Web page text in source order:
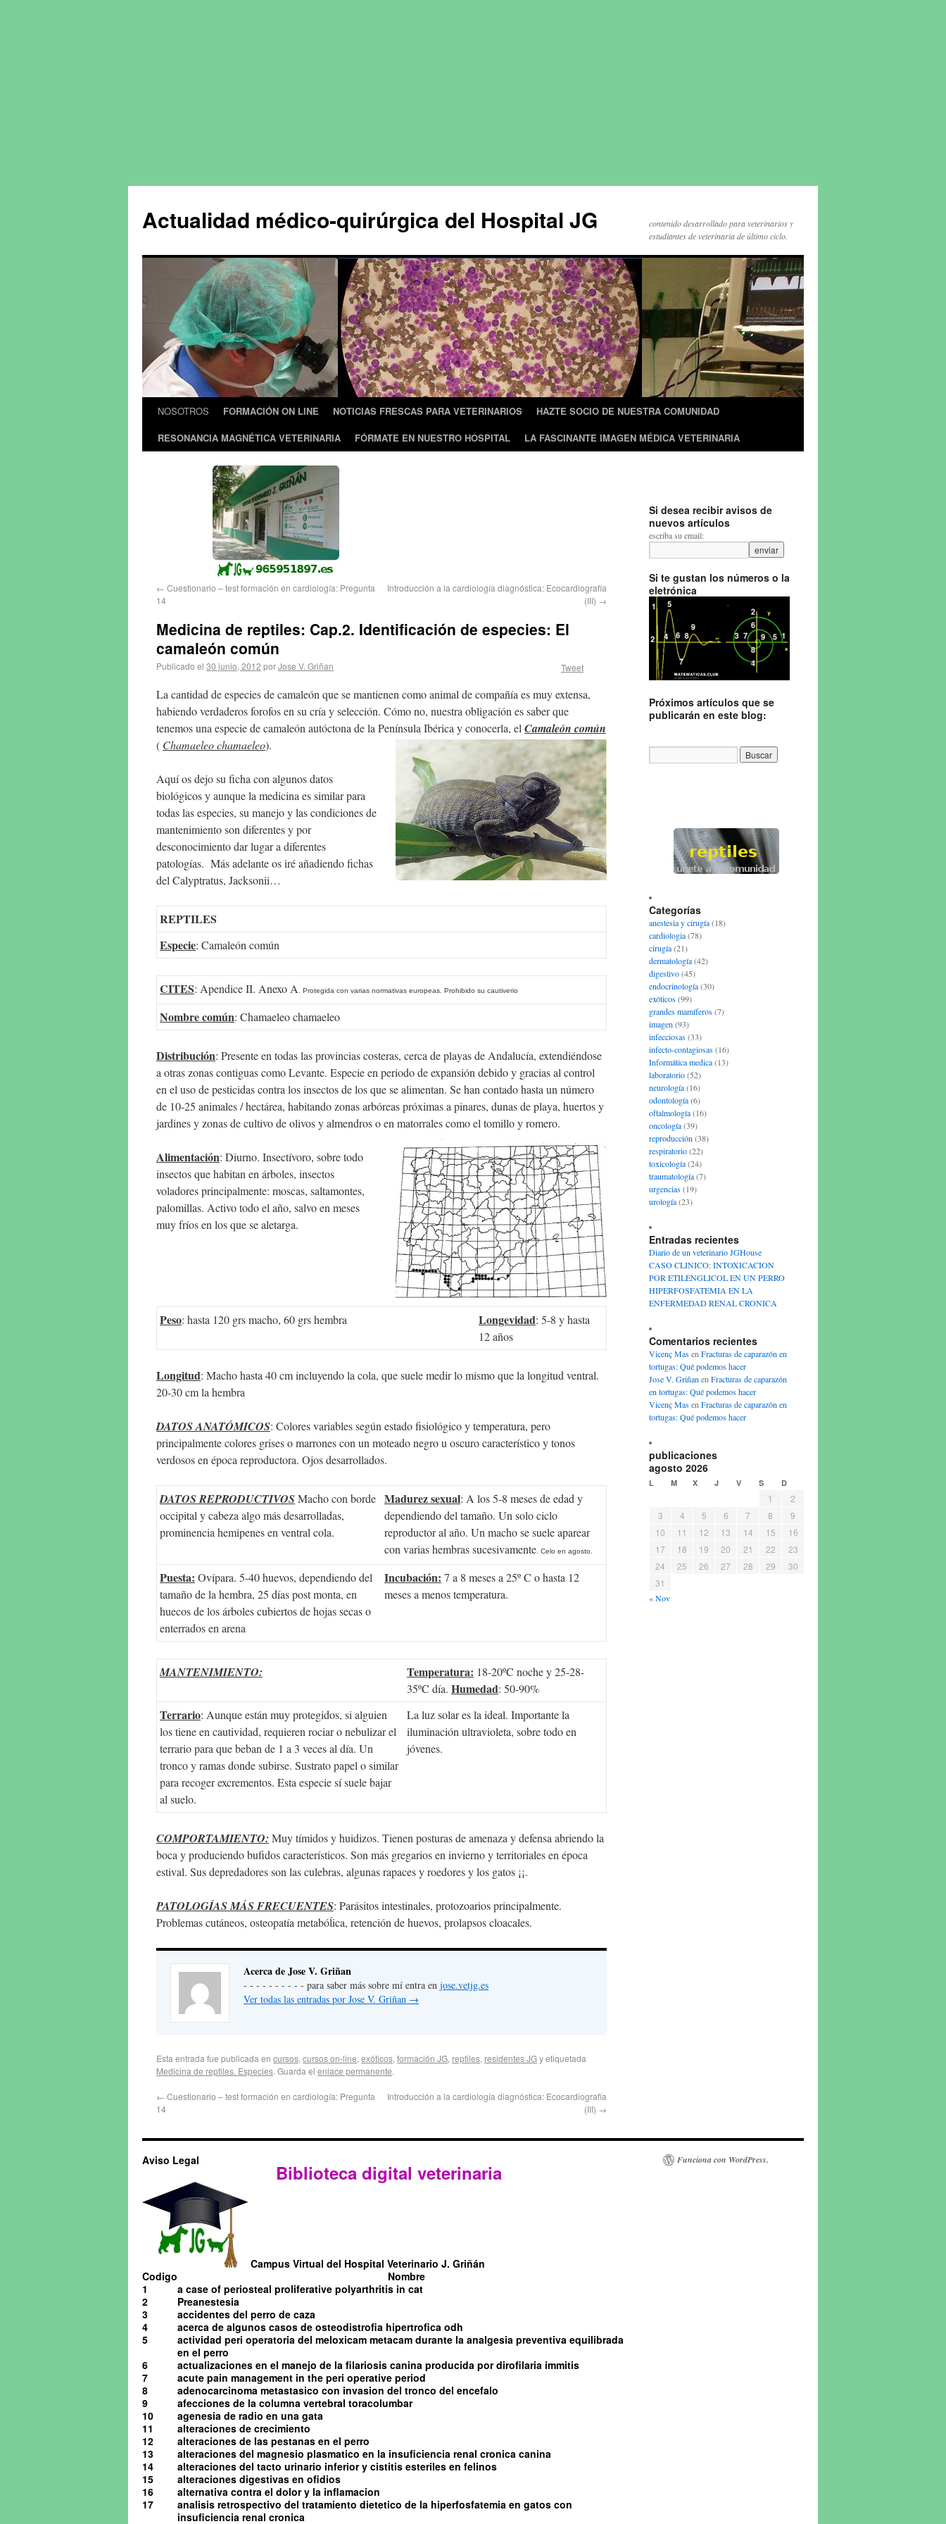
Actualidad médico-quirúrgica del Hospital JG
contenido desarrollado para veterinarios y
estudiantes de veterinaria de último ciclo.
NOSOTROS FORMACIÓN ON LINE NOTICIAS FRESCAS PARA VETERINARIOS
HAZTE SOCIO DE NUESTRA COMUNIDAD
RESONANCIA MAGNÉTICA VETERINARIA
FÓRMATE EN NUESTRO HOSPITAL LA FASCINANTE IMAGEN MÉDICA VETERINARIA
← Cuestionario – test formación en cardiología: Pregunta
14
Introducción a la cardiología diagnóstica: Ecocardiografía
(III) →
Medicina de reptiles: Cap.2. Identificación de especies: El
camaleón común
Tweet
Publicado el 30 junio, 2012 porJose V. Griñan
La cantidad de especies de camaleón que se mantienen como animal de compañía es muy extensa,
habiendo verdaderos forofos en su cría y selección. Cómo no, nuestra obligación es saber que
tenemos una especie de camaleón autóctona de la Península Ibérica y conocerla, elCamaleón común
( Chamaeleo chamaeleo).
Aquí os dejo su ficha con algunos datos
biológicos y aunque la medicina es similar para
todas las especies, su manejo y las condiciones de
mantenimiento son diferentes y por
desconocimiento dar lugar a diferentes
patologías. Más adelante os iré añadiendo fichas
del Calyptratus, Jacksonii…
REPTILES
Especie: Camaleón común
CITES: Apendice II. Anexo A. Protegida con varias normativas europeas. Prohibido su cautiverio
Nombre común: Chamaeleo chamaeleo
Distribución: Presente en todas las provincias costeras, cerca de playas de Andalucía, extendiéndose
a otras zonas contiguas como Levante. Especie en periodo de expansión debido y gracias al control
en el uso de pesticidas contra los insectos de los que se alimentan. Se han contado hasta un número
de 10-25 animales / hectárea, habitando zonas arbóreas próximas a pinares, dunas de playa, huertos y
jardines y zonas de cultivo de olivos y almendros o en matorrales como el tomillo y romero.
Alimentación: Diurno. Insectívoro, sobre todo
insectos que habitan en árboles, insectos
voladores principalmente: moscas, saltamontes,
palomillas. Activo todo el año, salvo en meses
muy fríos en los que se aletarga.
Peso: hasta 120 grs macho, 60 grs hembra Longevidad: 5-8 y hasta
12 años
Longitud: Macho hasta 40 cm incluyendo la cola, que suele medir lo mismo que la longitud ventral.
20-30 cm la hembra
DATOS ANATÓMICOS: Colores variables según estado fisiológico y temperatura, pero
principalmente colores grises o marrones con un moteado negro u oscuro característico y tonos
verdosos en época reproductora. Ojos desarrollados.
DATOS REPRODUCTIVOSMacho con borde
occipital y cabeza algo más desarrolladas,
prominencia hemipenes en ventral cola.
Madurez sexual: A los 5-8 meses de edad y
dependiendo del tamaño. Un solo ciclo
reproductor al año. Un macho se suele aparear
con varias hembras sucesivamente. Celo en agosto.
Puesta: Ovípara. 5-40 huevos, dependiendo del
tamaño de la hembra, 25 días post monta, en
huecos de los árboles cubiertos de hojas secas o
enterrados en arena
Incubación: 7 a 8 meses a 25º C o hasta 12
meses a menos temperatura.
MANTENIMIENTO: Temperatura: 18-20ºC noche y 25-28-
35ºC día. Humedad: 50-90%
Terrario: Aunque están muy protegidos, si alguien
los tiene en cautividad, requieren rociar o nebulizar el
terrario para que beban de 1 a 3 veces al día. Un
tronco y ramas donde subirse. Sustrato papel o similar
para recoger excrementos. Esta especie sí suele bajar
al suelo.
La luz solar es la ideal. Importante la
iluminación ultravioleta, sobre todo en
jóvenes.
COMPORTAMIENTO: Muy tímidos y huidizos. Tienen posturas de amenaza y defensa abriendo la
boca y produciendo bufidos característicos. Son más gregarios en invierno y territoriales en época
estival. Sus depredadores son las culebras, algunas rapaces y roedores y los gatos ¡¡.
PATOLOGÍAS MÁS FRECUENTES: Parásitos intestinales, protozoarios principalmente.
Problemas cutáneos, osteopatía metabóĺica, retención de huevos, prolapsos cloacales.
Acerca de Jose V. Griñan
- - - - - - - - - - para saber más sobre mí entra en jose.vetjg.es
Ver todas las entradas por Jose V. Griñan →
Esta entrada fue publicada en cursos,cursos on-line,exóticos,formación JG, reptiles, residentes JGy etiquetada
Medicina de reptiles. Especies. Guarda el enlace permanente.
← Cuestionario – test formación en cardiología: Pregunta
14
Introducción a la cardiología diagnóstica: Ecocardiografía
(III) →
Si desea recibir avisos de
nuevos artículos
escriba su email:
Si te gustan los números o la
eletrónica
Próximos artículos que se
publicarán en este blog:
Categorías
anestesia y cirugía(18)
cardiologia(78)
cirugía(21)
dermatología(42)
digestivo(45)
endocrinología(30)
exóticos(99)
grandes mamíferos(7)
imagen (93)
infecciosas(33)
infecto-contagiosas(16)
Informática medica(13)
laboratorio(52)
neurología(16)
odontología(6)
oftalmología(16)
oncología(39)
reproducción (38)
respiratorio(22)
toxicología(24)
traumatología(7)
urgencias(19)
urología(23)
Entradas recientes
Diario de un veterinario JGHouse
CASO CLINICO: INTOXICACION
POR ETILENGLICOL EN UN PERRO
HIPERFOSFATEMIA EN LA
ENFERMEDAD RENAL CRONICA
Comentarios recientes
Vicenç Masen Fracturas de caparazón en
tortugas: Qué podemos hacer
Jose V. Griñan en Fracturas de caparazón
en tortugas: Qué podemos hacer
Vicenç Masen Fracturas de caparazón en
tortugas: Qué podemos hacer
publicaciones
agosto 2026
L M X J V S D
1
2
3
4 5 6 7 8
9
10
11 12 13 14 15
16
17
18 19 20 21 22
23
24
25 26 27 28 29
30
31
« Nov
Aviso Legal
Biblioteca digital veterinaria
Campus Virtual del Hospital Veterinario J. Griñán
Codigo
Nombre
1
a case of periosteal proliferative polyarthritis in cat
2
Preanestesia
3
accidentes del perro de caza
4
acerca de algunos casos de osteodistrofia hipertrofica odh
5
actividad peri operatoria del meloxicam metacam durante la analgesia preventiva equilibrada
en el perro
6
actualizaciones en el manejo de la filariosis canina producida por dirofilaria immitis
7
acute pain management in the peri operative period
8
adenocarcinoma metastasico con invasion del tronco del encefalo
9
afecciones de la columna vertebral toracolumbar
10
agenesia de radio en una gata
11
alteraciones de crecimiento
12
alteraciones de las pestanas en el perro
13
alteraciones del magnesio plasmatico en la insuficiencia renal cronica canina
14
alteraciones del tacto urinario inferior y cistitis esteriles en felinos
15
alteraciones digestivas en ofidios
16
alternativa contra el dolor y la inflamacion
17
analisis retrospectivo del tratamiento dietetico de la hiperfosfatemia en gatos con
insuficiencia renal cronica
Funciona con WordPress.